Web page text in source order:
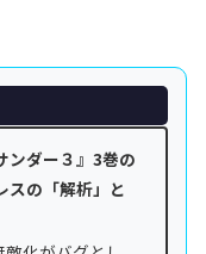
ンダー３』3巻の
スの「解析」と